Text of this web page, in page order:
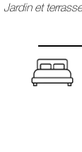
Jardin et